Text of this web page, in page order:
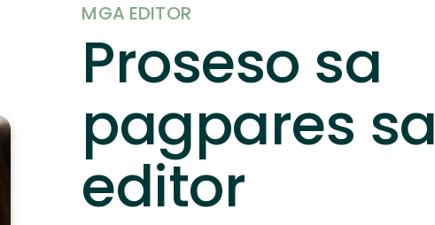
MGA EDITOR
Proseso sa
pagpares sa
editor